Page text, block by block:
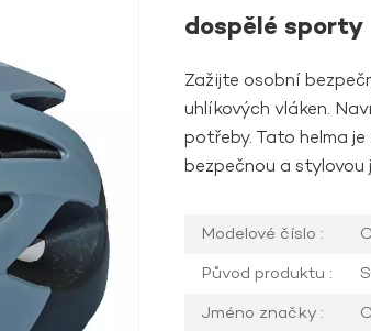
dospělé sporty
Zažijte osobní
uhlíkových vláken.
potřeby. Tato helma
bezpečnou a stylovou
Modelové číslo :
Původ produktu :
Jméno značky :